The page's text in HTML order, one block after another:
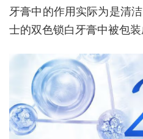
牙膏中的作用实际为是清
士的双色锁白牙膏中被包装